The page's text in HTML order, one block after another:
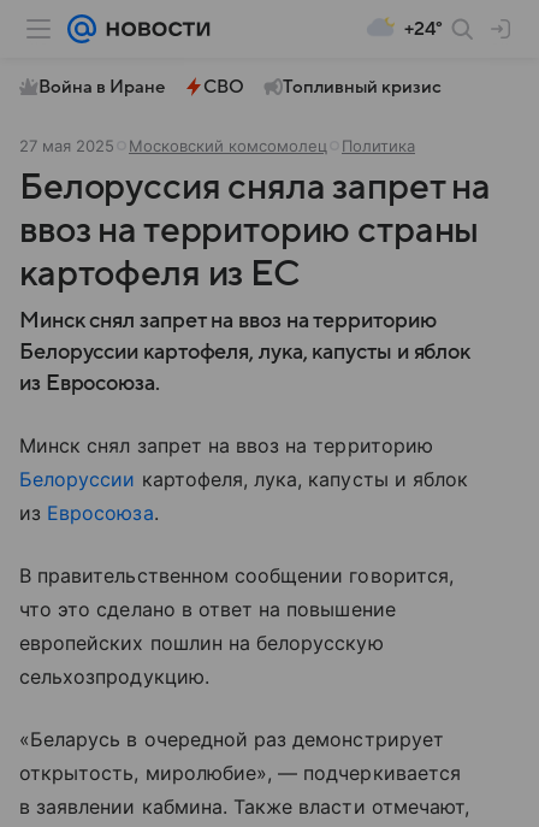
+24°
Война в Иране СВО Топливный кризис
27 мая 2025 Московский комсомолец Политика
Белоруссия сняла запрет на
ввоз на территорию страны
картофеля из ЕС
Минск снял запрет на ввоз на территорию
Белоруссии картофеля, лука, капусты и яблок
из Евросоюза.
Минск снял запрет на ввоз на территорию
Белоруссии картофеля, лука, капусты и яблок
из Евросоюза.
В правительственном сообщении говорится,
что это сделано в ответ на повышение
европейских пошлин на белорусскую
сельхозпродукцию.
«Беларусь в очередной раз демонстрирует
открытость, миролюбие», — подчеркивается
в заявлении кабмина. Также власти отмечают,